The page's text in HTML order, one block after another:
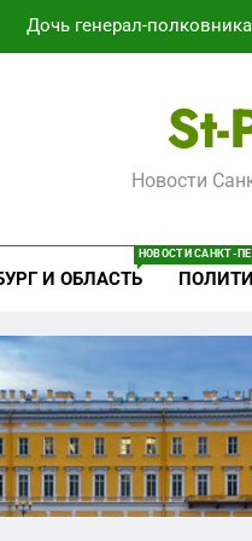
Дочь генерал-
Минпромторг
В
Новости
И ОБЛАСТЬ
НОВОСТИ САНКТ-